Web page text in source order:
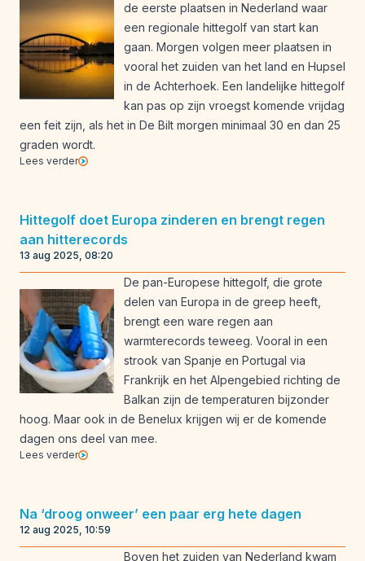
de eerste plaatsen in Nederland waar
een regionale hittegolf van start kan
gaan. Morgen volgen meer plaatsen in
vooral het zuiden van het land en Hupsel
in de Achterhoek. Een landelijke hittegolf
kan pas op zijn vroegst komende vrijdag
een feit zijn, als het in De Bilt morgen minimaal 30 en dan 25
graden wordt.
Lees verder
Hittegolf doet Europa zinderen en brengt regen
aan hitterecords
13 aug 2025, 08:20
De pan-Europese hittegolf, die grote
delen van Europa in de greep heeft,
brengt een ware regen aan
warmterecords teweeg. Vooral in een
strook van Spanje en Portugal via
Frankrijk en het Alpengebied richting de
Balkan zijn de temperaturen bijzonder
hoog. Maar ook in de Benelux krijgen wij er de komende
dagen ons deel van mee.
Lees verder
Na ‘droog onweer’ een paar erg hete dagen
12 aug 2025, 10:59
Boven het zuiden van Nederland kwam